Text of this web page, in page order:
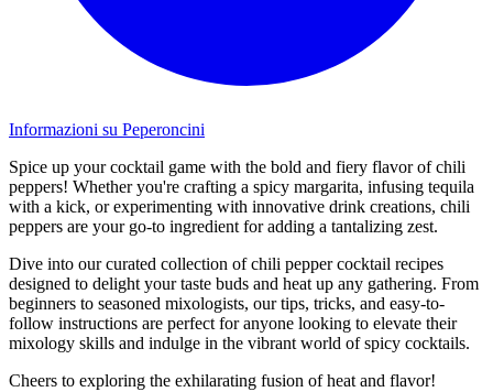
Informazioni su Peperoncini
Spice up your cocktail game with the bold and fiery flavor of chili
peppers! Whether you're crafting a spicy margarita, infusing tequila
with a kick, or experimenting with innovative drink creations, chili
peppers are your go-to ingredient for adding a tantalizing zest.
Dive into our curated collection of chili pepper cocktail recipes
designed to delight your taste buds and heat up any gathering. From
beginners to seasoned mixologists, our tips, tricks, and easy-to-
follow instructions are perfect for anyone looking to elevate their
mixology skills and indulge in the vibrant world of spicy cocktails.
Cheers to exploring the exhilarating fusion of heat and flavor!